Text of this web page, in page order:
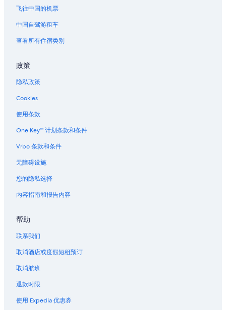
曼哈顿的别墅
葛兰的酒店
林肯的酒店
弗吉尼亚城的木屋
弗吉尼亚城的家庭旅馆
位于弗吉尼亚城的豪华酒店
弗吉尼亚城的酒店
弗吉尼亚城的农场
弗吉尼亚城的度假村
温泉的民宿
温泉的家庭旅馆
温泉的酒店
温泉的度假村
位于谢里丹的Independent酒店
谢里丹的酒店
阿姆斯特丹的农场
贝尔格莱德的酒店
贝尔格莱德的度假村
飞往中国的机票
中国自驾游租车
查看所有住宿类别
政策
隐私政策
Cookies
使用条款
One Key™ 计划条款和条件
Vrbo 条款和条件
无障碍设施
您的隐私选择
内容指南和报告内容
帮助
联系我们
取消酒店或度假短租预订
取消航班
退款时限
使用 Expedia 优惠券